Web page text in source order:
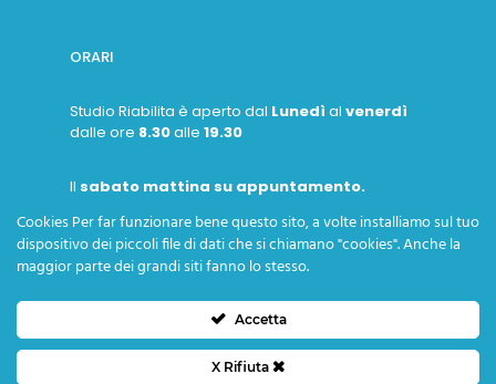
ORARI
Studio Riabilita è aperto dal Lunedì al venerdì
dalle ore 8.30alle 19.30
Il sabato mattina su appuntamento.
Copyright © 2026 Ass.ne Professionale Riabilita - P. IVA
Privacy PolicyeCookies Policy
Cookies Per far funzionare bene questo sito, a volte installiamo sul tuo
dispositivo dei piccoli file di dati che si chiamano "cookies". Anche la
maggior parte dei grandi siti fanno lo stesso.
Accetta
X Rifiuta